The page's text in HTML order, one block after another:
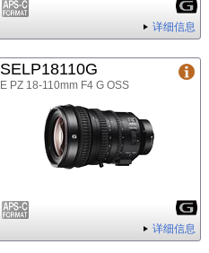
详细信息
SELP18110G
E PZ 18-110mm F4 G OSS
详细信息